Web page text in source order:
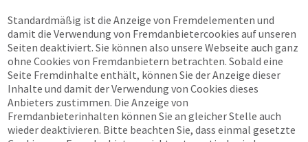
Standardmäßig ist die Anzeige von Fremdelementen und
damit die Verwendung von Fremdanbietercookies auf unseren
Seiten deaktiviert. Sie können also unsere Webseite auch ganz
ohne Cookies von Fremdanbietern betrachten. Sobald eine
Seite Fremdinhalte enthält, können Sie der Anzeige dieser
Inhalte und damit der Verwendung von Cookies dieses
Anbieters zustimmen. Die Anzeige von
Fremdanbieterinhalten können Sie an gleicher Stelle auch
wieder deaktivieren. Bitte beachten Sie, dass einmal gesetzte